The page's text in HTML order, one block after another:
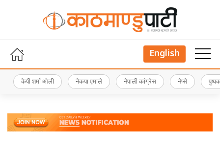
English
केपी शर्मा ओली नेकपा एमाले नेपाली कांग्रेस नेप्से